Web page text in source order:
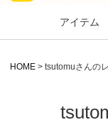
アイテム
HOME tsutomuさんの